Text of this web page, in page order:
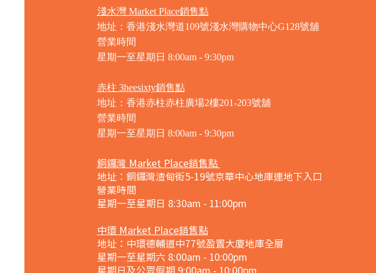
淺水灣 Market Place銷售點
地址：香港淺水灣道109號淺水灣購物中心G128號舖
營業時間
星期一至星期日 8:00am - 9:30pm
赤柱 3heesixty銷售點
地址：香港赤柱赤柱廣場2樓201-203號舖
營業時間
星期一至星期日 8:00am - 9:30pm
銅鑼灣 Market Place銷售點
地址：銅鑼灣渣甸街5-19號京華中心地庫連地下入口​
營業時間
星期一至星期日 8:30am - 11:00pm
中環 Market Place銷售點
地址：中環德輔道中77號盈置大廈地庫全層
星期一至星期六 8:00am - 10:00pm